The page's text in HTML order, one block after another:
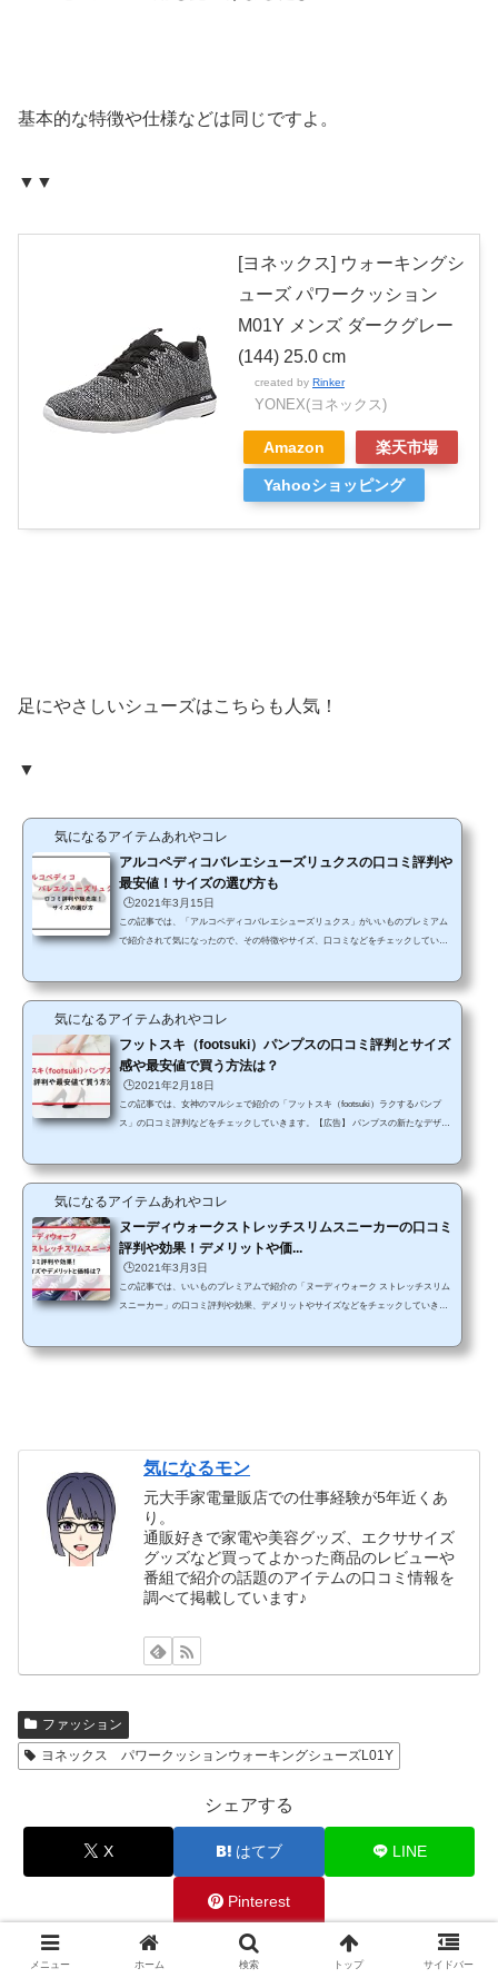
基本的な特徴や仕様などは同じですよ。
▼▼
[ヨネックス] ウォーキングシ
ューズ パワークッション
M01Y メンズ ダークグレー
(144) 25.0 cm
created by Rinker
YONEX(ヨネックス)
Amazon 楽天市場
Yahooショッピング
足にやさしいシューズはこちらも人気！
▼
気になるアイテムあれやコレ
アルコペディコバレエシューズリュクスの口コミ評判や
最安値！サイズの選び方も
🕒️2021年3月15日
この記事では、「アルコペディコバレエシューズリュクス」がいいものプレミアム
で紹介されて気になったので、その特徴やサイズ、口コミなどをチェックしていき
アルコペディコ バレエシューズリュクスの特徴と実際に購入された方の口コミ評判
気になるアイテムあれやコレ
フットスキ（footsuki）パンプスの口コミ評判とサイズ
感や最安値で買う方法は？
🕒️2021年2月18日
この記事では、女神のマルシェで紹介の「フットスキ（footsuki）ラクするパンプ
ス」の口コミ評判などをチェックしていきます。【広告】 パンプスの新たなデザイ
今回は、フットスキのパンプスが人気の理由と口コミ評判、そして、デザインごと
気になるアイテムあれやコレ
ヌーディウォークストレッチスリムスニーカーの口コミ
評判や効果！デメリットや価...
🕒️2021年3月3日
この記事では、いいものプレミアムで紹介の「ヌーディウォーク ストレッチスリム
スニーカー」の口コミ評判や効果、デメリットやサイズなどをチェックしていきま
気になるモン
元大手家電量販店での仕事経験が5年近くあ
り。
通販好きで家電や美容グッズ、エクササイズ
グッズなど買ってよかった商品のレビューや
番組で紹介の話題のアイテムの口コミ情報を
調べて掲載しています♪
ファッション
ヨネックス パワークッションウォーキングシューズL01Y
シェアする
X はてブ LINE
Pinterest
メニュー ホーム 検索 トップ サイドバー